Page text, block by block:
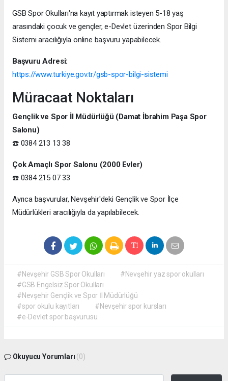
GSB Spor Okulları'na kayıt yaptırmak isteyen 5-18 yaş
arasındaki çocuk ve gençler, e-Devlet üzerinden Spor Bilgi
Sistemi aracılığıyla online başvuru yapabilecek.
Başvuru Adresi:
https://www.turkiye.gov.tr/gsb-spor-bilgi-sistemi
Müracaat Noktaları
Gençlik ve Spor İl Müdürlüğü (Damat İbrahim Paşa Spor
Salonu)
☎️ 0384 213 13 38
Çok Amaçlı Spor Salonu (2000 Evler)
☎️ 0384 215 07 33
Ayrıca başvurular, Nevşehir'deki Gençlik ve Spor İlçe
Müdürlükleri aracılığıyla da yapılabilecek.
#Nevşehir GSB Spor Okulları
#Nevşehir yaz spor okulları
#GSB Engelsiz Spor Okulları
#Nevşehir Gençlik ve Spor İl Müdürlüğü
#spor okulu kayıtları
#Nevşehir spor kursları
#e-Devlet spor başvurusu.
Okuyucu Yorumları (0)